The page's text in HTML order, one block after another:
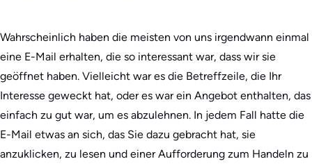
Wahrscheinlich haben die meisten von uns irgendwann einmal
eine E-Mail erhalten, die so interessant war, dass wir sie
geöffnet haben. Vielleicht war es die Betreffzeile, die Ihr
Interesse geweckt hat, oder es war ein Angebot enthalten, das
einfach zu gut war, um es abzulehnen. In jedem Fall hatte die
E-Mail etwas an sich, das Sie dazu gebracht hat, sie
anzuklicken, zu lesen und einer Aufforderung zum Handeln zu